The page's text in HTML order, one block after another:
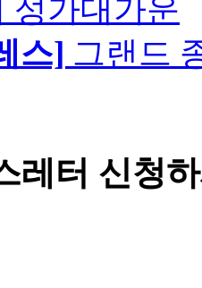
성가대가운
스] 그랜드
레터 신청